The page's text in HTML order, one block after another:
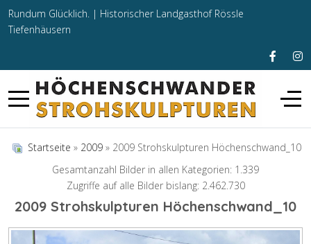
Rundum Glücklich. | Historischer Landgasthof Rössle
Tiefenhäusern
Startseite » 2009 » 2009 Strohskulpturen Höchenschwand_10
Gesamtanzahl Bilder in allen Kategorien: 1.339
Zugriffe auf alle Bilder bislang: 2.462.730
2009 Strohskulpturen Höchenschwand_10